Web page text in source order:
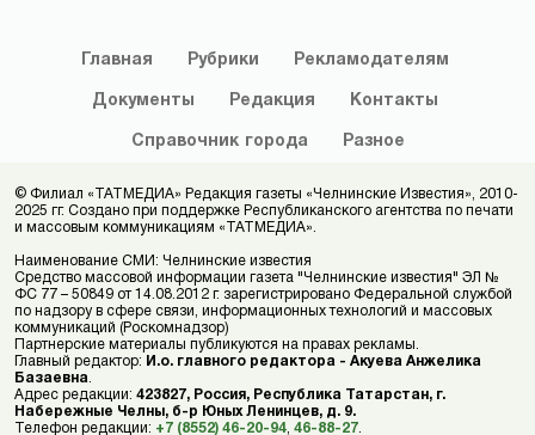
Главная Рубрики Рекламодателям
Документы Редакция Контакты
Справочник города Разное
© Филиал «ТАТМЕДИА» Редакция газеты «Челнинские Известия», 2010-
2025 гг. Создано при поддержке Республиканского агентства по печати
и массовым коммуникациям «ТАТМЕДИА».
Наименование СМИ: Челнинские известия
Средство массовой информации газета "Челнинские известия" ЭЛ №
ФС 77 – 50849 от 14.08.2012 г. зарегистрировано Федеральной службой
по надзору в сфере связи, информационных технологий и массовых
коммуникаций (Роскомнадзор)
Партнерские материалы публикуются на правах рекламы.
Главный редактор: И.о. главного редактора - Акуева Анжелика
Базаевна
Адрес редакции: 423827, Россия, Республика Татарстан, г.
Набережные Челны, б-р Юных Ленинцев, д. 9.
Телефон редакции: +7 (8552) 46-20-94 46-88-27